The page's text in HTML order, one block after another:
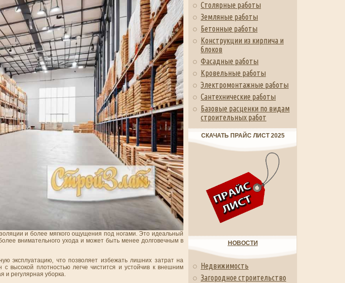
и более мягкого ощущения под ногами. Это идеальный
внимательного ухода и может быть менее долговечным в
эксплуатацию, что позволяет избежать лишних затрат на
высокой плотностью легче чистится и устойчив к внешним
и регулярная уборка.
Столярные работы
Земляные работы
Бетонные работы
Конструкции из кирпича и
блоков
Фасадные работы
Кровельные работы
Электромонтажные работы
Сантехнические работы
Базовые расценки по видам
строительных работ
СКАЧАТЬ ПРАЙС ЛИСТ 2025
НОВОСТИ
Недвижимость
Загородное строительство